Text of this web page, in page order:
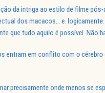
da intriga ao estilo de filme
dos macacos… e.
que tudo aquilo é possível. Não
entram em conflito com o
precisamente onde menos se